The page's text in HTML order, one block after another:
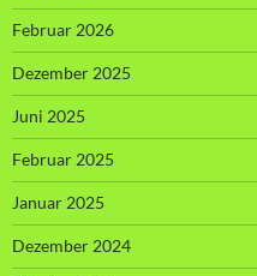
Februar 2026
Dezember 2025
Juni 2025
Februar 2025
Januar 2025
Dezember 2024